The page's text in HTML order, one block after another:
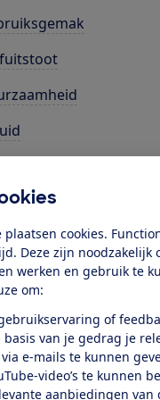
plaatsen cookies.
Deze zijn
werken en gebruik te
om:
of
basis van je gedrag je
e-mails te kunnen
video’s te kunnen
aanbiedingen
toegang tot
Al lid? Log in